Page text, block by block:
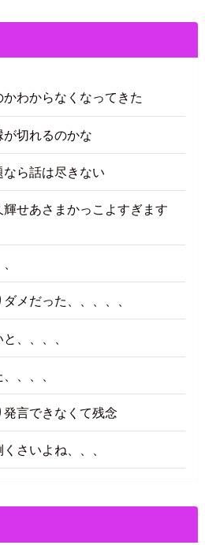
わからなくなってきた
切れるのかな
ら話は尽きない
せあさまかっこよすぎます
メだった、、、、、
、、、、
、、、
言できなくて残念
さいよね、、、